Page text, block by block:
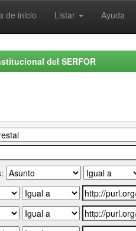
de inicio Listar Ayuda
del SERFOR